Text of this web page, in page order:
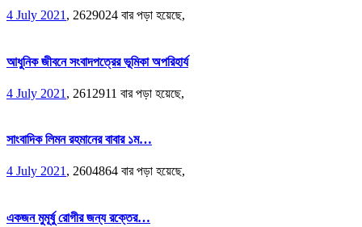
4 July 2021 , 2629024 বার পড়া হয়েছে,
আধুনিক জীবনে সংবাদপত্রের ভূমিকা অপরিহার্য
4 July 2021 , 2612911 বার পড়া হয়েছে,
সাংবাদিক লিমন রহমানের বাবার ১ম…
4 July 2021, 2604864 বার পড়া হয়েছে,
একজন মুমূর্ষু রোগীর জন্য রক্তের…